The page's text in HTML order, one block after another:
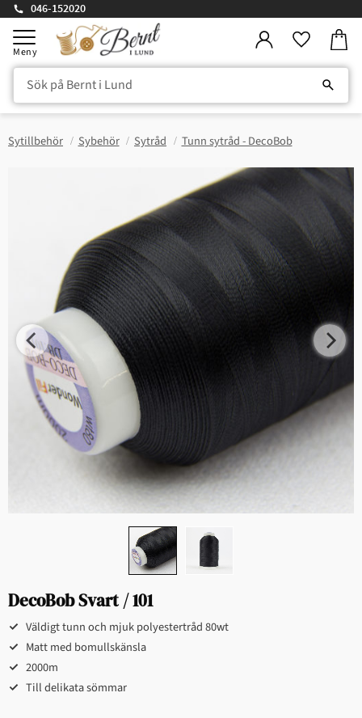
Meny
046-152020
Sytillbehör Sybehör Sytråd Tunn sytråd - DecoBob
DecoBob Svart / 101
Väldigt tunn och mjuk polyestertråd 80wt
Matt med bomullskänsla
2000m
Till delikata sömmar